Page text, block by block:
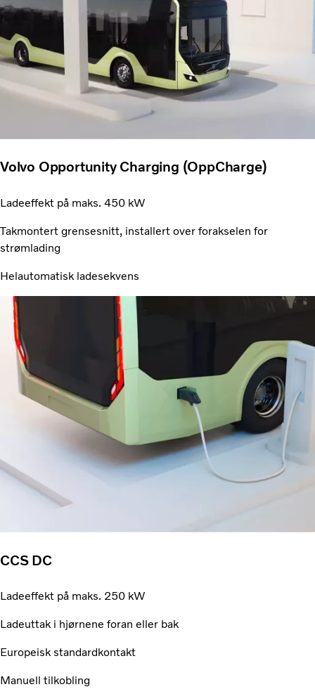
Volvo Opportunity Charging (OppCharge)
Ladeeffekt på maks. 450 kW
Takmontert grensesnitt, installert over forakselen for
strømlading
Helautomatisk ladesekvens
CCS DC
Ladeeffekt på maks. 250 kW
Ladeuttak i hjørnene foran eller bak
Europeisk standardkontakt
Manuell tilkobling